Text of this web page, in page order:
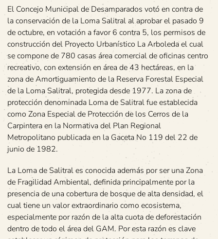
El Concejo Municipal de Desamparados votó en contra de
la conservación de la Loma Salitral al aprobar el pasado 9
de octubre, en votación a favor 6 contra 5, los permisos de
construcción del Proyecto Urbanístico La Arboleda el cual
se compone de 780 casas área comercial de oficinas centro
recreativo, con extensión en área de 43 hectáreas, en la
zona de Amortiguamiento de la Reserva Forestal Especial
de la Loma Salitral, protegida desde 1977. La zona de
protección denominada Loma de Salitral fue establecida
como Zona Especial de Protección de los Cerros de la
Carpintera en la Normativa del Plan Regional
Metropolitano publicada en la Gaceta No 119 del 22 de
junio de 1982.
La Loma de Salitral es conocida además por ser una Zona
de Fragilidad Ambiental, definida principalmente por la
presencia de una cobertura de bosque de alta densidad, el
cual tiene un valor extraordinario como ecosistema,
especialmente por razón de la alta cuota de deforestación
dentro de todo el área del GAM. Por esta razón es clave